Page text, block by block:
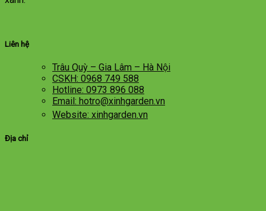
Liên hệ
Trâu Quỳ – Gia Lâm – Hà Nội
CSKH: 0968 749 588
Hotline: 0973 896 088
Email: hotro@xinhgarden.vn
Website: xinhgarden.vn
Địa chỉ